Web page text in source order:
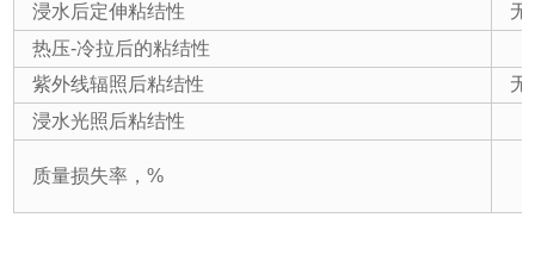
浸水后定伸粘结性
无
热压-冷拉后的粘结性
紫外线辐照后粘结性
无
浸水光照后粘结性
质量损失率，%